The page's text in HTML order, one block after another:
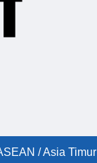
/ Asia Timur